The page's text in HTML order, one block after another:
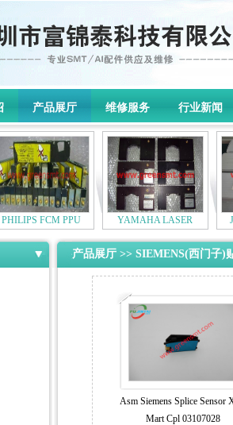
产品展厅 维修服务 行业新闻
PHILIPS FCM PPU YAMAHA LASER
产品展厅 >> SIEMENS(西门子)
Asm Siemens Splice Sensor
Mart Cpl 03107028